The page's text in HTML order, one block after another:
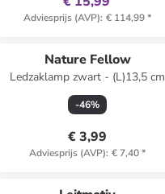
Adviesprijs (AVP): € 114,99*
Nature Fellow
Ledzaklamp zwart - (L)13,5 cm
-46%
€ 3,99
Adviesprijs (AVP): € 7,40*